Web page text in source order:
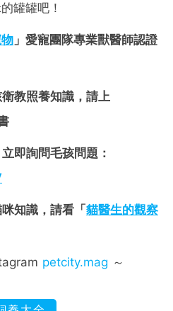
罐罐吧！
」愛寵團隊專業獸醫師認證
教照養知識，請上
即詢問毛孩問題：
知識，請看「 貓醫生的觀察
petcity.mag ～